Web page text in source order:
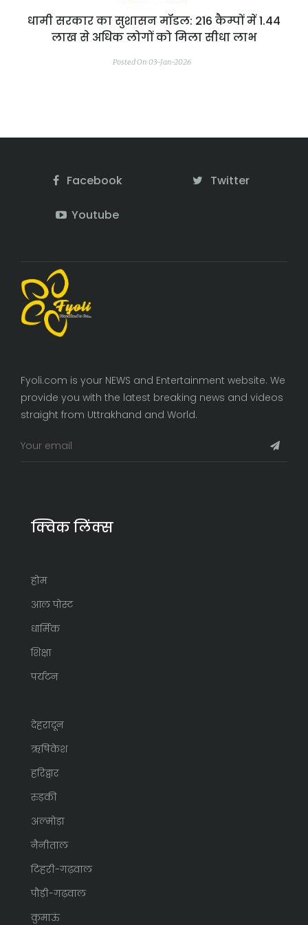
धामी सरकार का सुशासन मॉडल: 216 कैम्पों में 1.44
लाख से अधिक लोगों को मिला सीधा लाभ
Posted On 03-Jan-2026
Facebook Twitter
Youtube
Fyoli.com is your NEWS and Entertainment website. We
provide you with the latest breaking news and videos
straight from Uttrakhand and World.
क्विक लिंक्स
होम
आल पोस्ट
धार्मिक
शिक्षा
पर्यटन
देहरादून
ऋषिकेश
हरिद्वार
रुड़की
अल्मोड़ा
नैनीताल
टिहरी-गढ़वाल
पौड़ी-गढ़वाल
कुमाऊं